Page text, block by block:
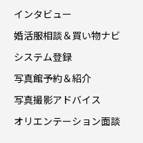
インタビュー
婚活服相談＆買い物ナビ
システム登録
写真館予約＆紹介
写真撮影アドバイス
オリエンテーション面談